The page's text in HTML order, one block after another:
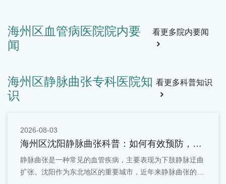
海州区血管病医院院内要
闻
看更多院内要闻
荣耀时刻 | 大连五一血管病专科荣获大工校友会双重荣
誉
【大连，2026年1月】 新春伊始，万象更新。大连理工大学大
友"单位，同时荣获"校友之家"双重荣誉称号，倍感荣耀！
海州区静脉曲张专科医院知
识
看更多科普知识
2026-08-03
海州区沈阳静脉曲张科普：如何有效预防，守
护你的健康血管
静脉曲张是一种常见的血管疾病，主要表现为下肢静脉迂曲
扩张。沈阳作为东北地区的重要城市，近年来静脉曲张的发